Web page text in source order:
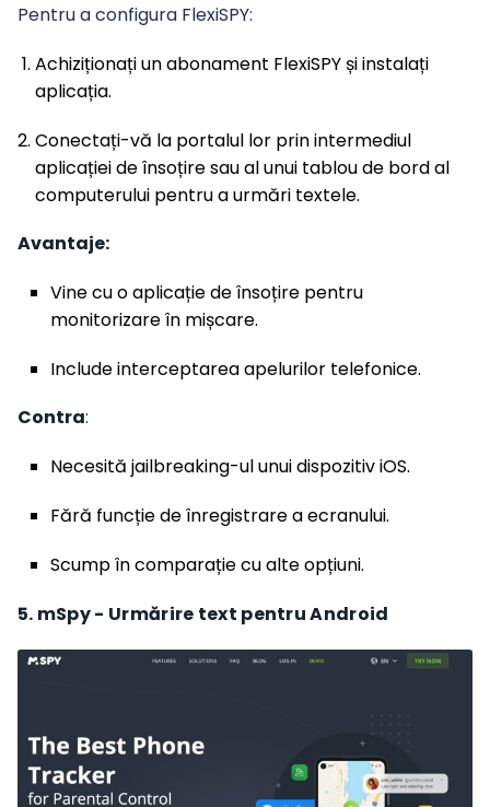
Pentru a configura FlexiSPY:
Achiziționați un abonament FlexiSPY și instalați
aplicația.
Conectați-vă la portalul lor prin intermediul
aplicației de însoțire sau al unui tablou de bord al
computerului pentru a urmări textele.
Avantaje:
Vine cu o aplicație de însoțire pentru
monitorizare în mișcare.
Include interceptarea apelurilor telefonice.
Contra:
Necesită jailbreaking-ul unui dispozitiv iOS.
Fără funcție de înregistrare a ecranului.
Scump în comparație cu alte opțiuni.
5. mSpy - Urmărire text pentru Android